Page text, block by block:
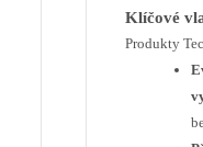
Klíčové
Produkty